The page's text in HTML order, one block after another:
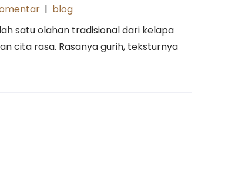
| blog
satu olahan tradisional dari kelapa
cita rasa. Rasanya gurih, teksturnya